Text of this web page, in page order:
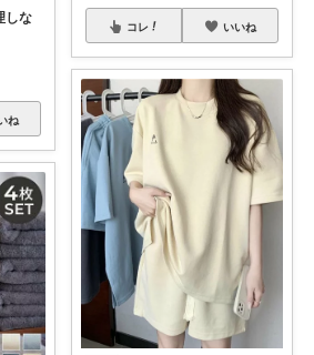
しな
ね
コレ いいね